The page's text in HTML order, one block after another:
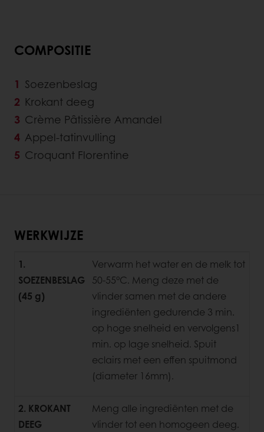
COMPOSITIE
Soezenbeslag
Krokant deeg
Crème Pâtissière Amandel
Appel-tatinvulling
Croquant Florentine
WERKWIJZE
1.
SOEZENBESLAG
(45 g)
Verwarm het water en de melk tot
50-55°C. Meng deze met de
vlinder samen met de andere
ingrediënten gedurende 3 min.
op hoge snelheid en vervolgens1
min. op lage snelheid. Spuit
eclairs met een effen spuitmond
(diameter 16mm).
2. KROKANT
DEEG
Meng alle ingrediënten met de
vlinder tot een homogeen deeg.